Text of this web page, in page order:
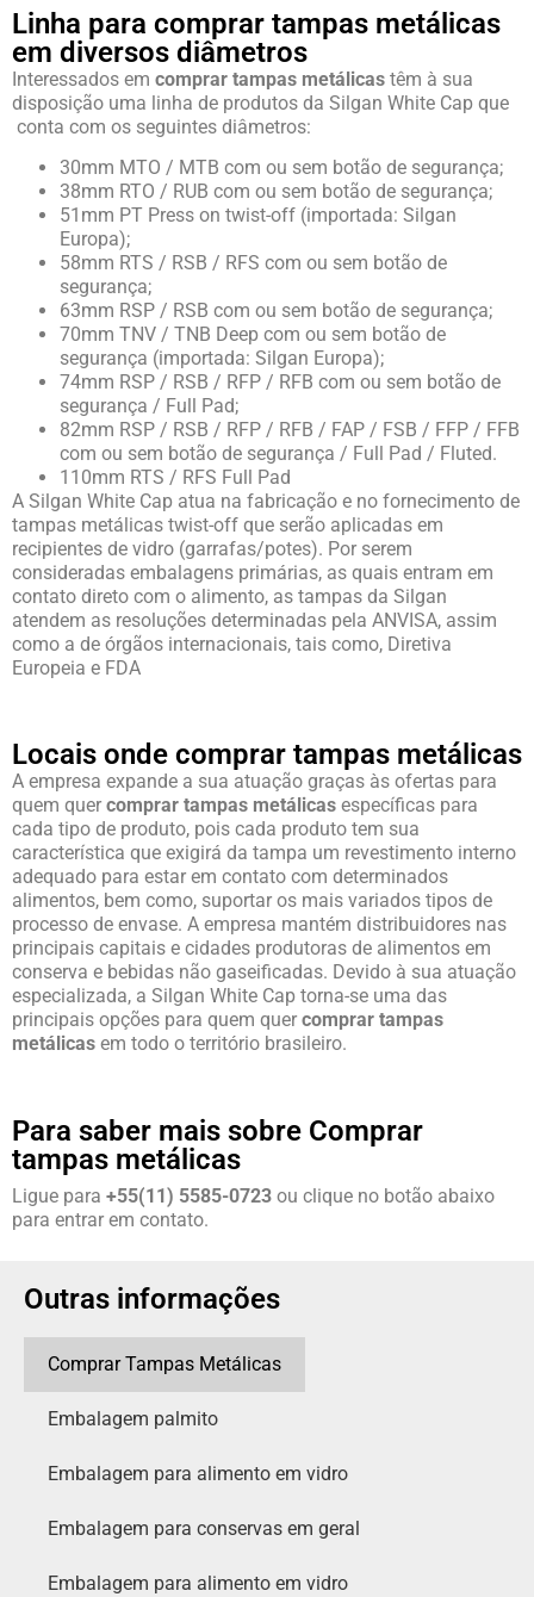
Linha para comprar tampas metálicas
em diversos diâmetros
Interessados em comprar tampas metálicas têm à sua
disposição uma linha de produtos da Silgan White Cap que
conta com os seguintes diâmetros:
30mm MTO / MTB com ou sem botão de segurança;
38mm RTO / RUB com ou sem botão de segurança;
51mm PT Press on twist-off (importada: Silgan
Europa);
58mm RTS / RSB / RFS com ou sem botão de
segurança;
63mm RSP / RSB com ou sem botão de segurança;
70mm TNV / TNB Deep com ou sem botão de
segurança (importada: Silgan Europa);
74mm RSP / RSB / RFP / RFB com ou sem botão de
segurança / Full Pad;
82mm RSP / RSB / RFP / RFB / FAP / FSB / FFP / FFB
com ou sem botão de segurança / Full Pad / Fluted.
110mm RTS / RFS Full Pad
A Silgan White Cap atua na fabricação e no fornecimento de
tampas metálicas twist-off que serão aplicadas em
recipientes de vidro (garrafas/potes). Por serem
consideradas embalagens primárias, as quais entram em
contato direto com o alimento, as tampas da Silgan
atendem as resoluções determinadas pela ANVISA, assim
como a de órgãos internacionais, tais como, Diretiva
Europeia e FDA
Locais onde comprar tampas metálicas
A empresa expande a sua atuação graças às ofertas para
quem quer comprar tampas metálicas específicas para
cada tipo de produto, pois cada produto tem sua
característica que exigirá da tampa um revestimento interno
adequado para estar em contato com determinados
alimentos, bem como, suportar os mais variados tipos de
processo de envase. A empresa mantém distribuidores nas
principais capitais e cidades produtoras de alimentos em
conserva e bebidas não gaseificadas. Devido à sua atuação
especializada, a Silgan White Cap torna-se uma das
principais opções para quem quer comprar tampas
metálicas em todo o território brasileiro.
Para saber mais sobre Comprar
tampas metálicas
Ligue para +55(11) 5585-0723 ou clique no botão abaixo
para entrar em contato.
Outras informações
Comprar Tampas Metálicas
Embalagem palmito
Embalagem para alimento em vidro
Embalagem para conservas em geral
Embalagem para alimento em vidro